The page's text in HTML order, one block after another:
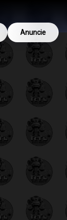
Anuncie